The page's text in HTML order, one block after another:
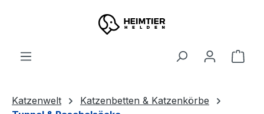
Zum Hauptinhalt springen
Katzenwelt
Katzenbetten & Katzenkörbe